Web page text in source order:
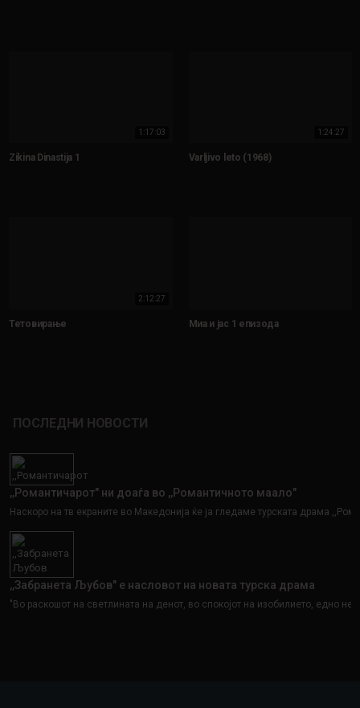
1:17:03
Zikina Dinastija 1
1:24:27
Varljivo leto (1968)
2:12:27
Тетовирање Миа и јас 1 епизода
ПОСЛЕДНИ НОВОСТИ
,,Романтичарот" ни доаѓа во ,,Романтичното маало"
Наскоро на тв екраните во Македонија ќе ја гледаме турската драма
,,Забранета Љубов" е насловот на новата турска драма
"Во раскошот на светлината на денот, во спокојот на изобилието, едно